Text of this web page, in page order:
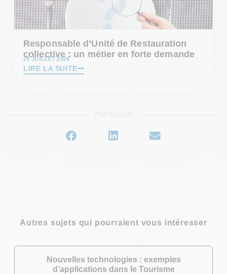
Responsable d’Unité de Restauration
collective : un métier en forte demande
29 JUILLET 2026
LIRE LA SUITE
Autres sujets qui pourraient vous intéresser
Nouvelles technologies : exemples
d’applications dans le Tourisme